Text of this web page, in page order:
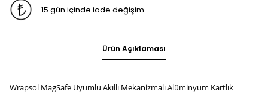
15 gün içinde iade değişim
Ürün Açıklaması
Wrapsol MagSafe Uyumlu Akıllı Mekanizmalı Alüminyum Kartlık